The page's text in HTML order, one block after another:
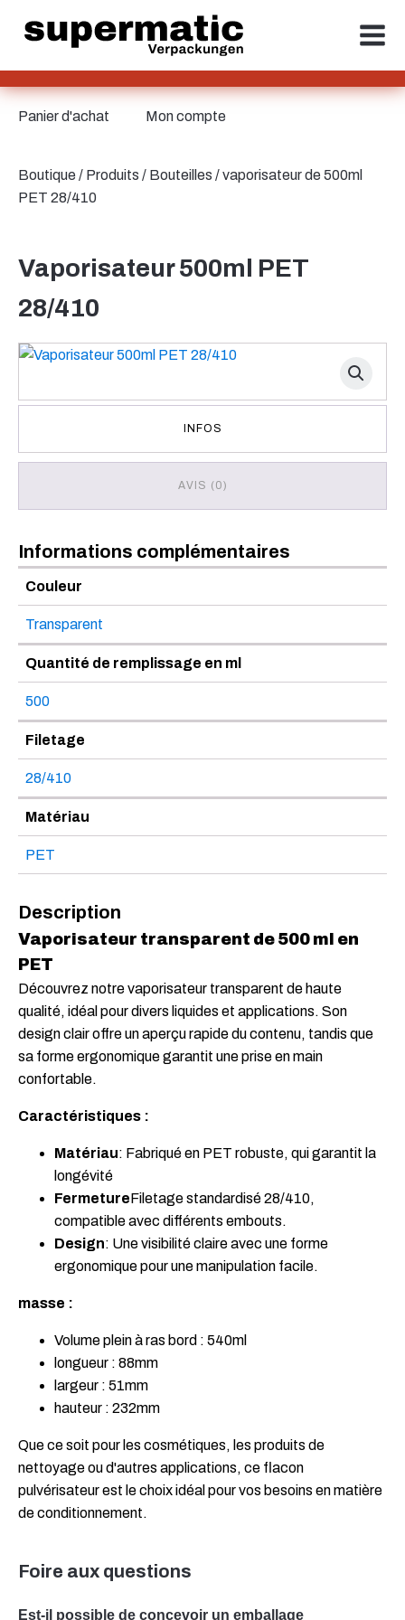
Boutique/ Produits / Bouteilles / vaporisateur de 500ml
PET 28/410
Panier d'achat Mon compte
Vaporisateur 500ml PET
28/410
INFOS
AVIS (0)
Informations complémentaires
Couleur
Transparent
Quantité de remplissage en ml
500
Filetage
28/410
Matériau
PET
Description
Vaporisateur transparent de 500 ml en
PET
Découvrez notre vaporisateur transparent de haute
qualité, idéal pour divers liquides et applications. Son
design clair offre un aperçu rapide du contenu, tandis que
sa forme ergonomique garantit une prise en main
confortable.
Caractéristiques :
Matériau: Fabriqué en PET robuste, qui garantit la
longévité
FermetureFiletage standardisé 28/410,
compatible avec différents embouts.
Design: Une visibilité claire avec une forme
ergonomique pour une manipulation facile.
masse :
Volume plein à ras bord : 540ml
longueur : 88mm
largeur : 51mm
hauteur : 232mm
Que ce soit pour les cosmétiques, les produits de
nettoyage ou d'autres applications, ce flacon
pulvérisateur est le choix idéal pour vos besoins en matière
de conditionnement.
Foire aux questions
Est-il possible de concevoir un emballage